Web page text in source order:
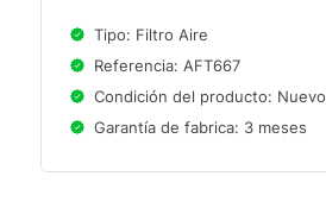
Tipo: Filtro Aire
Referencia: AFT667
Condición del producto: Nuevo
Garantía de fabrica: 3 meses